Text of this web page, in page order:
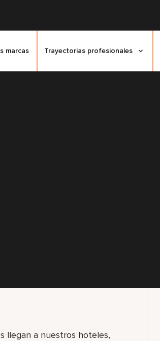
marcas Trayectorias profesionales
llegan a nuestros hoteles,